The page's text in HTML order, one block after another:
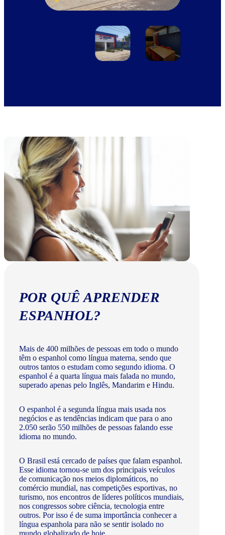
POR QUÊ APRENDER
ESPANHOL?
Mais de 400 milhões de pessoas em todo o mundo
têm o espanhol como língua materna, sendo que
outros tantos o estudam como segundo idioma. O
espanhol é a quarta língua mais falada no mundo,
superado apenas pelo Inglês, Mandarim e Hindu.
O espanhol é a segunda língua mais usada nos
negócios e as tendências indicam que para o ano
2.050 serão 550 milhões de pessoas falando esse
idioma no mundo.
O Brasil está cercado de países que falam espanhol.
Esse idioma tornou-se um dos principais veículos
de comunicação nos meios diplomáticos, no
comércio mundial, nas competições esportivas, no
turismo, nos encontros de líderes políticos mundiais,
nos congressos sobre ciência, tecnologia entre
outros. Por isso é de suma importância conhecer a
língua espanhola para não se sentir isolado no
mundo globalizado de hoje.